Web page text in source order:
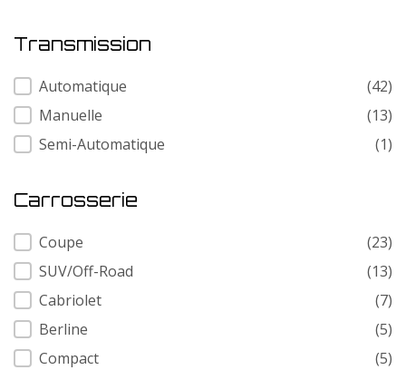
Transmission
Transmission
Automatique
(42)
Manuelle
(13)
Semi-Automatique
(1)
Carrosserie
Carrosserie
Coupe
(23)
SUV/Off-Road
(13)
Cabriolet
(7)
Berline
(5)
Compact
(5)